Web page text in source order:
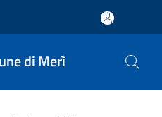
di Merì